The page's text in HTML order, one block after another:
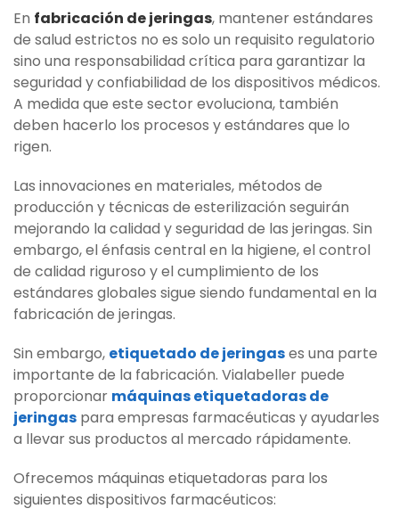
En fabricación de jeringas, mantener estándares
de salud estrictos no es solo un requisito regulatorio
sino una responsabilidad crítica para garantizar la
seguridad y confiabilidad de los dispositivos médicos.
A medida que este sector evoluciona, también
deben hacerlo los procesos y estándares que lo
rigen.
Las innovaciones en materiales, métodos de
producción y técnicas de esterilización seguirán
mejorando la calidad y seguridad de las jeringas. Sin
embargo, el énfasis central en la higiene, el control
de calidad riguroso y el cumplimiento de los
estándares globales sigue siendo fundamental en la
fabricación de jeringas.
Sin embargo, etiquetado de jeringases una parte
importante de la fabricación. Vialabeller puede
proporcionar máquinas etiquetadoras de
jeringas para empresas farmacéuticas y ayudarles
a llevar sus productos al mercado rápidamente.
Ofrecemos máquinas etiquetadoras para los
siguientes dispositivos farmacéuticos: